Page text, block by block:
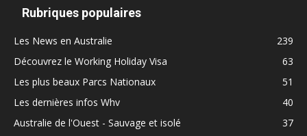
Rubriques populaires
Les News en Australie
239
Découvrez le Working Holiday Visa
63
Les plus beaux Parcs Nationaux
51
Les dernières infos Whv
40
Australie de l'Ouest - Sauvage et isolé
37